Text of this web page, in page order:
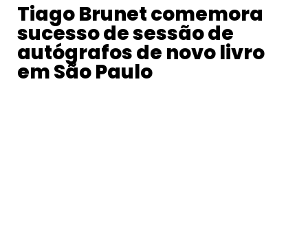
Tiago Brunet comemora
sucesso de sessão de
autógrafos de novo livro
em São Paulo